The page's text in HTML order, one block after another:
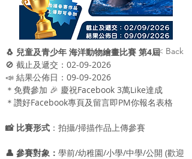
🐧 兒童及青少年 海洋動物繪畫比賽 第4屆
🚫 截止及遞交：02-09-2026
📣 結果公佈日：09-09-2026
＊免費參加 🎉 慶祝Facebook 3萬Like達成
＊讚好Facebook專頁及留言即PM你報名表​格
📸 比賽形式 ：拍攝/掃描作品上傳參賽
👤 參賽對象： 學前/幼稚園/小學/中學/公開 (歡迎
< Back